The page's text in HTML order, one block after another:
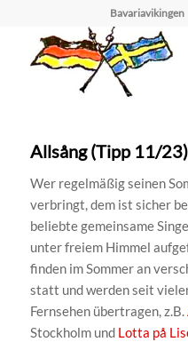
Bavariavikingen
Allsång (Tipp 11/23)
Wer regelmäßig seinen
verbringt, dem ist sicher
beliebte gemeinsame
unter freiem Himmel
finden im Sommer an
statt und werden seit
Fernsehen übertragen, z.B.
Stockholm und Lotta på